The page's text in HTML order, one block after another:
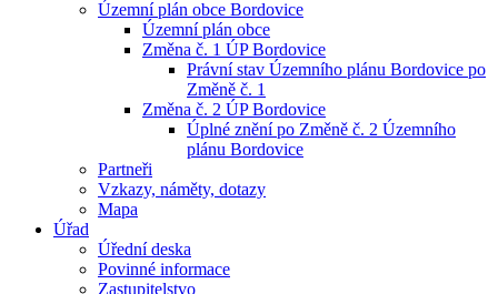
Územní plán obce Bordovice
Územní plán obce
Změna č. 1 ÚP Bordovice
Právní stav Územního plánu Bordovice po
Změně č. 1
Změna č. 2 ÚP Bordovice
Úplné znění po Změně č. 2 Územního
plánu Bordovice
Partneři
Vzkazy, náměty, dotazy
Mapa
Úřad
Úřední deska
Povinné informace
Zastupitelstvo